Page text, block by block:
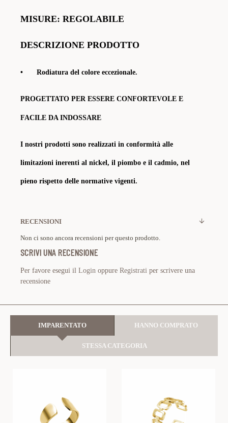
MISURE: REGOLABILE
DESCRIZIONE PRODOTTO
• Rodiatura del colore eccezionale.
PROGETTATO PER ESSERE CONFORTEVOLE E
FACILE DA INDOSSARE
I nostri prodotti sono realizzati in conformità alle
limitazioni inerenti al nickel, il piombo e il cadmio, nel
pieno rispetto delle normative vigenti.
RECENSIONI
Non ci sono ancora recensioni per questo prodotto.
SCRIVI UNA RECENSIONE
Per favore esegui il Login oppure Registrati per scrivere una
recensione
IMPARENTATO HANNO COMPRATO
STESSA CATEGORIA